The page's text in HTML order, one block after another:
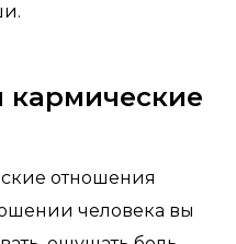
отношения
человека вы